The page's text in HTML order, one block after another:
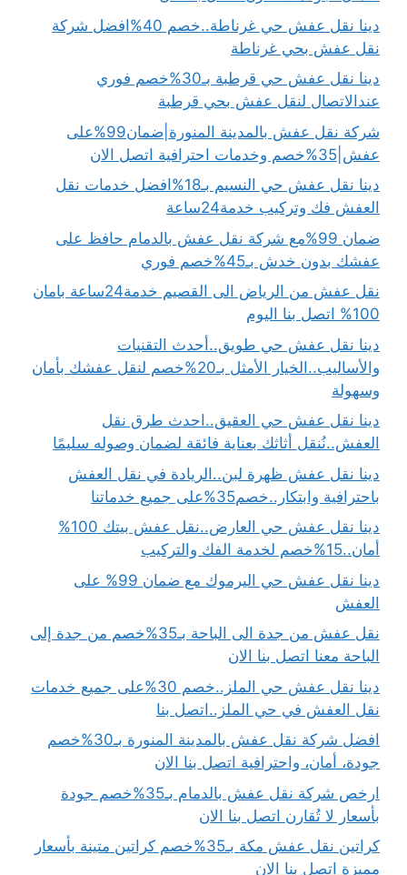
دينا نقل عفش حي غرناطة..خصم 40%افضل شركة
نقل عفش بحي غرناطة
دينا نقل عفش حي قرطبة بـ30%خصم فوري
عندالاتصال لنقل عفش بحي قرطبة
شركة نقل عفش بالمدينة المنورة|ضمان99%على
عفش|35%خصم وخدمات احترافية اتصل الان
دينا نقل عفش حي النسيم بـ18%افضل خدمات نقل
العفش فك وتركيب خدمة24ساعة
ضمان 99%مع شركة نقل عفش بالدمام حافظ على
عفشك بدون خدش بـ45%خصم فوري
نقل عفش من الرياض الى القصيم خدمة24ساعة بامان
100% اتصل بنا اليوم
دينا نقل عفش حي طويق..أحدث التقنيات
والأساليب..الخيار الأمثل بـ20%خصم لنقل عفشك بأمان
وسهولة
دينا نقل عفش حي العقيق..احدث طرق نقل
العفش..نُنقل أثاثك بعناية فائقة لضمان وصوله سليمًا
دينا نقل عفش ظهرة لبن..الريادة في نقل العفش
باحترافية وابتكار..خصم35%على جميع خدماتنا
دينا نقل عفش حي العارض..نقل عفش بيتك 100%
أمان..15%خصم لخدمة الفك والتركيب
دينا نقل عفش حي اليرموك مع ضمان 99% على
العفش
نقل عفش من جدة الى الباحة بـ35%خصم من جدة إلى
الباحة معنا اتصل بنا الان
دينا نقل عفش حي الملز..خصم 30%على جميع خدمات
نقل العفش في حي الملز..اتصل بنا
افضل شركة نقل عفش بالمدينة المنورة بـ30%خصم
جودة، أمان، واحترافية اتصل بنا الان
ارخص شركة نقل عفش بالدمام بـ35%خصم جودة
بأسعار لا تُقارن اتصل بنا الان
كراتين نقل عفش مكة بـ35%خصم كراتين متينة بأسعار
مميزة اتصل بنا الان